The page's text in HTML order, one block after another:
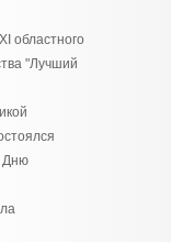
областного
"Лучший
Дню